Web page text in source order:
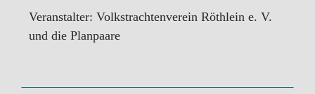
Veranstalter: Volkstrachtenverein Röthlein e. V.
und die Planpaare